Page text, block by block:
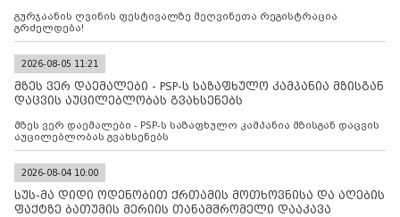
გურჯაანის ღვინის ფესტივალზე მეღვინეთა რეგისტრაცია
გრძელდება!
2026-08-05 11:21
მზეს ვერ დაემალები - PSP-ს საზაფხულო კამპანია მზისგან
დაცვის აუცილებლობას გვახსენებს
მზეს ვერ დაემალები - PSP-ს საზაფხულო კამპანია მზისგან დაცვის
აუცილებლობას გვახსენებს
2026-08-04 10:00
სუს-მა დიდი ოდენობით ქრთამის მოთხოვნისა და აღების
ფაქტზე ბათუმის მერიის თანამშრომელი დააკავა